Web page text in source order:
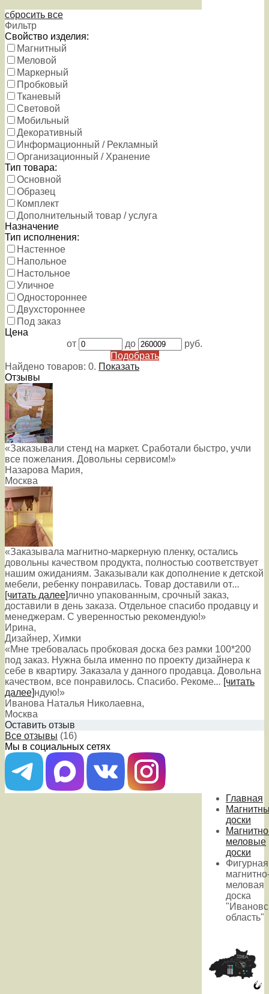
сбросить все
Фильтр
Свойство изделия:
Магнитный
Меловой
Маркерный
Пробковый
Тканевый
Световой
Мобильный
Декоративный
Информационный / Рекламный
Организационный / Хранение
Тип товара:
Основной
Образец
Комплект
Дополнительный товар / услуга
Назначение
Тип исполнения:
Настенное
Напольное
Настольное
Уличное
Одностороннее
Двухстороннее
Под заказ
Цена
от
до
руб.
Подобрать
Найдено товаров: 0. Показать
Отзывы
«Заказывали стенд на маркет. Сработали быстро, учли
все пожелания. Довольны сервисом!»
Назарова Мария,
Москва
«Заказывала магнитно-маркерную пленку, остались
довольны качеством продукта, полностью соответствует
нашим ожиданиям. Заказывали как дополнение к детской
мебели, ребенку понравилась. Товар доставили от...
[читать далее]лично упакованным, срочный заказ,
доставили в день заказа. Отдельное спасибо продавцу и
менеджерам. С уверенностью рекомендую!»
Ирина,
Дизайнер, Химки
«Мне требовалась пробковая доска без рамки 100*200
под заказ. Нужна была именно по проекту дизайнера к
себе в квартиру. Заказала у данного продавца. Довольна
качеством, все понравилось. Спасибо. Рекоме... [читать
далее]ндую!»
Иванова Наталья Николаевна,
Москва
Оставить отзыв
Все отзывы (16)
Мы в социальных сетях
Главная
доски
меловые
доски
Фигурная
меловая
доска
область"